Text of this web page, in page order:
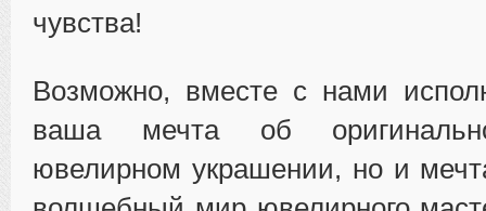
чувства!
Возможно, вместе с нами
ваша мечта об
ювелирном украшении, но и